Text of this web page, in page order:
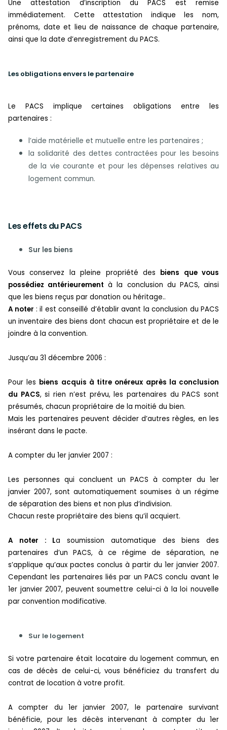
Une attestation d’inscription du PACS est remise
immédiatement. Cette attestation indique les nom,
prénoms, date et lieu de naissance de chaque partenaire,
ainsi que la date d’enregistrement du PACS.
Les obligations envers le partenaire
Le PACS implique certaines obligations entre les
partenaires :
l’aide matérielle et mutuelle entre les partenaires ;
la solidarité des dettes contractées pour les besoins
de la vie courante et pour les dépenses relatives au
logement commun.
Les effets du PACS
Sur les biens
Vous conservez la pleine propriété des biens que vous
possédiez antérieurement à la conclusion du PACS, ainsi
que les biens reçus par donation ou héritage..
A noter : il est conseillé d’établir avant la conclusion du PACS
un inventaire des biens dont chacun est propriétaire et de le
joindre à la convention.
Jusqu’au 31 décembre 2006 :
Pour les biens acquis à titre onéreux après la conclusion
du PACS, si rien n’est prévu, les partenaires du PACS sont
présumés, chacun propriétaire de la moitié du bien.
Mais les partenaires peuvent décider d’autres règles, en les
insérant dans le pacte.
A compter du 1er janvier 2007 :
Les personnes qui concluent un PACS à compter du 1er
janvier 2007, sont automatiquement soumises à un régime
de séparation des biens et non plus d’indivision.
Chacun reste propriétaire des biens qu’il acquiert.
A noter : La soumission automatique des biens des
partenaires d’un PACS, à ce régime de séparation, ne
s’applique qu’aux pactes conclus à partir du 1er janvier 2007.
Cependant les partenaires liés par un PACS conclu avant le
1er janvier 2007, peuvent soumettre celui-ci à la loi nouvelle
par convention modificative.
Sur le logement
Si votre partenaire était locataire du logement commun, en
cas de décès de celui-ci, vous bénéficiez du transfert du
contrat de location à votre profit.
A compter du 1er janvier 2007, le partenaire survivant
bénéficie, pour les décès intervenant à compter du 1er